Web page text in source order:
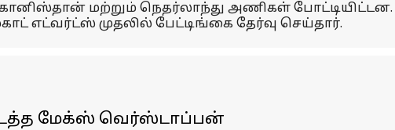
மற்றும் நெதர்லாந்து அணிகள்
முதலில் பேட்டிங்கை தேர்வு செய்தார்.
மேக்ஸ் வெர்ஸ்டாப்பன்